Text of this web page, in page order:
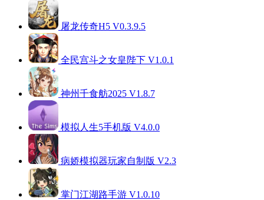
屠龙传奇H5 V0.3.9.5
全民宫斗之女皇陛下 V1.0.1
神州千食舫2025 V1.8.7
模拟人生5手机版 V4.0.0
病娇模拟器玩家自制版 V2.3
掌门江湖路手游 V1.0.10